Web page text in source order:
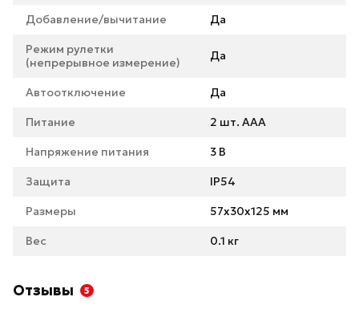
Добавление/вычитание Да
Режим рулетки
(непрерывное измерение)
Да
Автоотключение Да
Питание 2 шт. AAA
Напряжение питания 3 В
Защита IP54
Размеры 57x30x125 мм
Вес 0.1 кг
Отзывы 5